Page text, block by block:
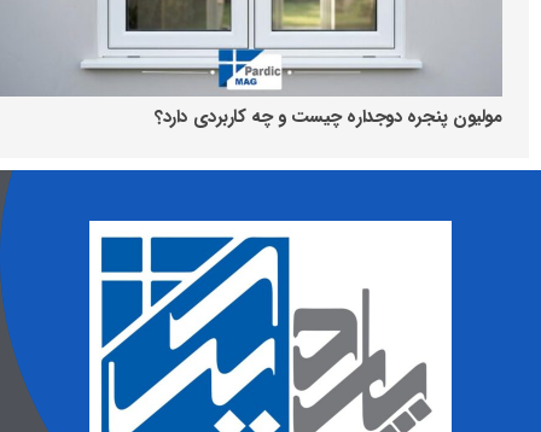
مولیون پنجره دوجداره چیست و چه کاربردی دارد؟